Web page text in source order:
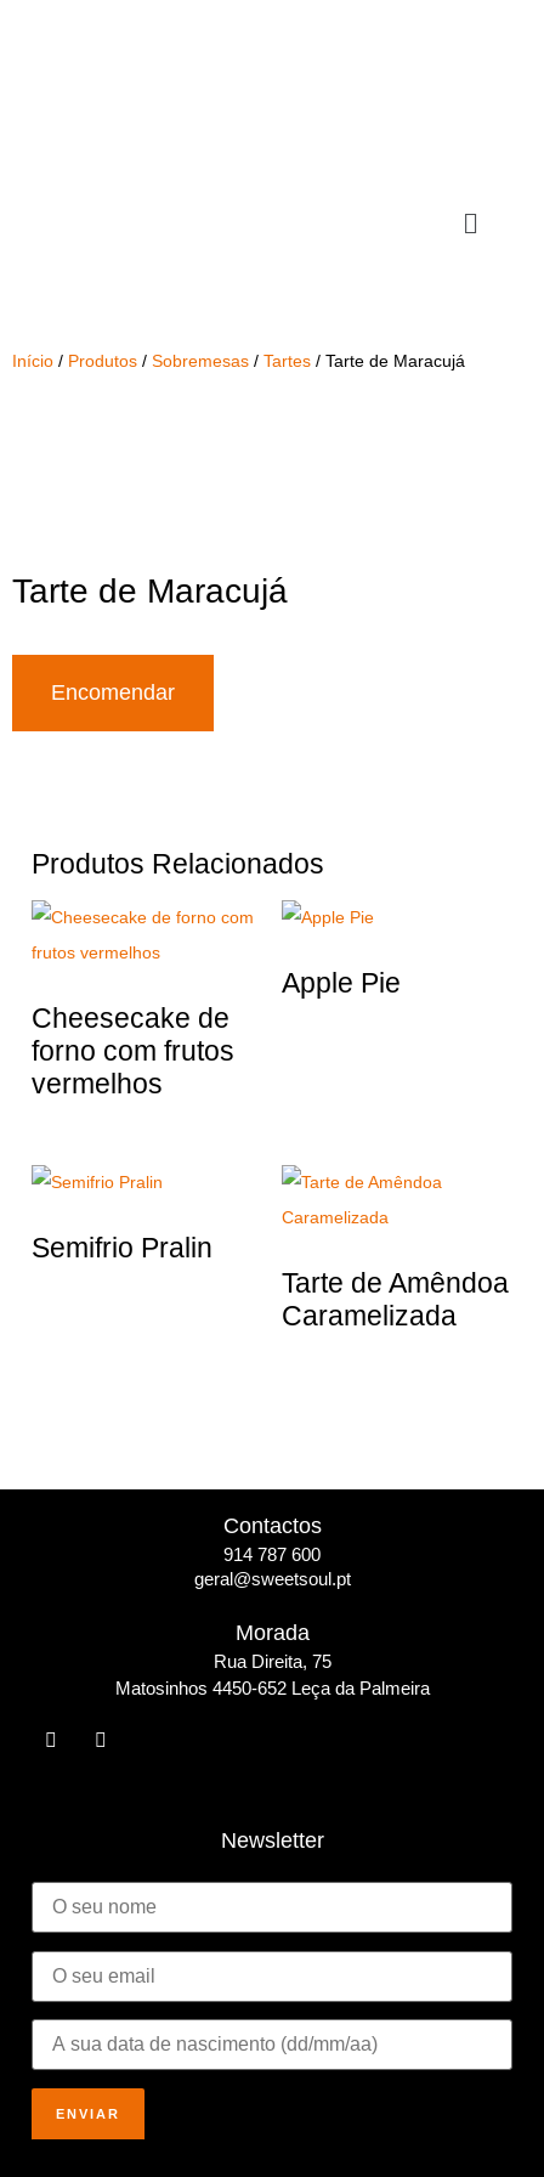
Início / Produtos / Sobremesas / Tartes / Tarte de Maracujá
Tarte de Maracujá
Encomendar
Produtos Relacionados
Cheesecake de
forno com frutos
vermelhos
Apple Pie
Semifrio Pralin
Tarte de Amêndoa
Caramelizada
Contactos
914 787 600
geral@sweetsoul.pt
Morada
Rua Direita, 75
Matosinhos 4450-652 Leça da Palmeira
Newsletter